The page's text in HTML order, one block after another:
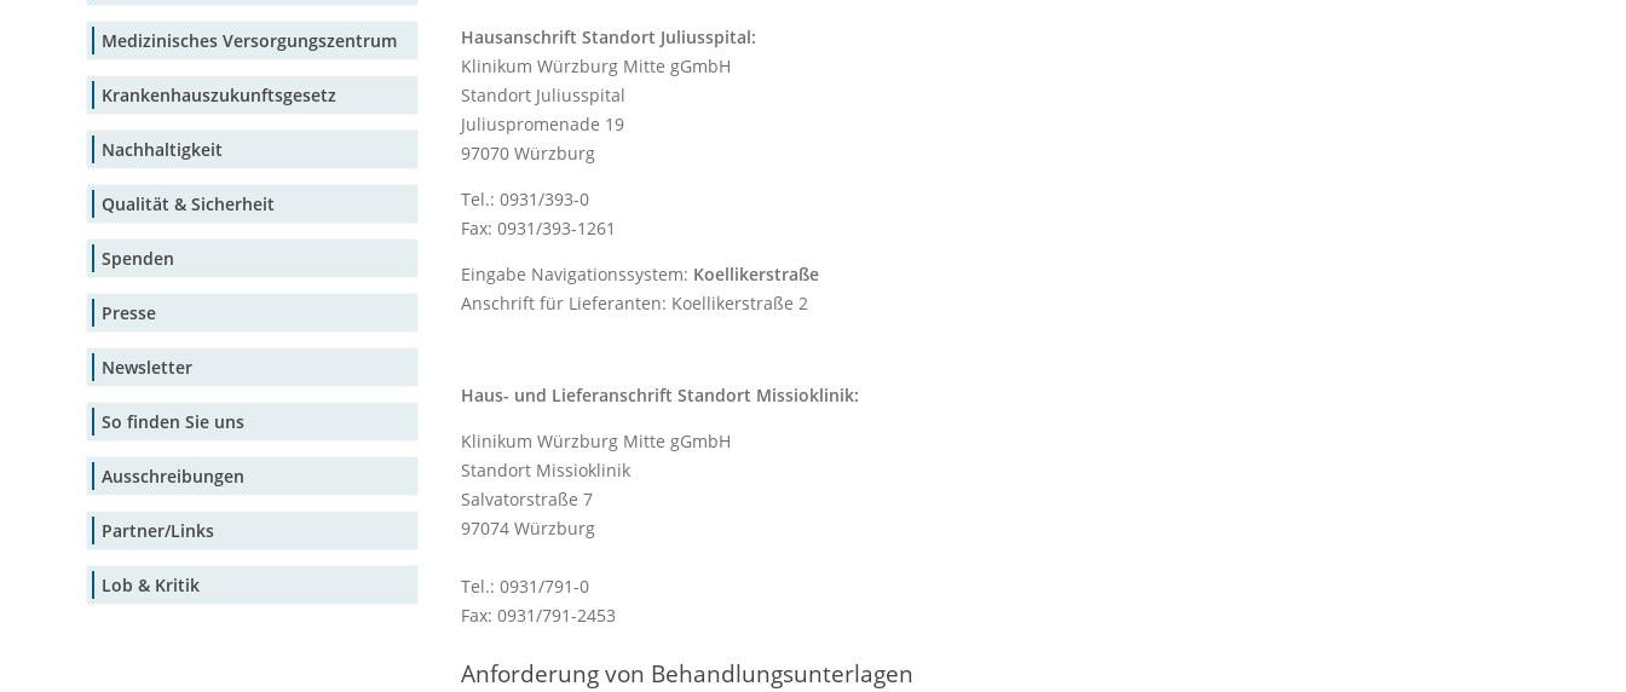
Medizinisches Versorgungszentrum
Krankenhauszukunftsgesetz
Nachhaltigkeit
Qualität & Sicherheit
Spenden
Presse
Newsletter
So finden Sie uns
Ausschreibungen
Partner/Links
Lob & Kritik
Hausanschrift Standort Juliusspital:
Klinikum Würzburg Mitte gGmbH
Standort Juliusspital
Juliuspromenade 19
97070 Würzburg
Tel.: 0931/393-0
Fax: 0931/393-1261
Eingabe Navigationssystem: Koellikerstraße
Anschrift für Lieferanten: Koellikerstraße 2
Haus- und Lieferanschrift Standort Missioklinik:
Klinikum Würzburg Mitte gGmbH
Standort Missioklinik
Salvatorstraße 7
97074 Würzburg
Tel.: 0931/791-0
Fax: 0931/791-2453
Anforderung von Behandlungsunterlagen